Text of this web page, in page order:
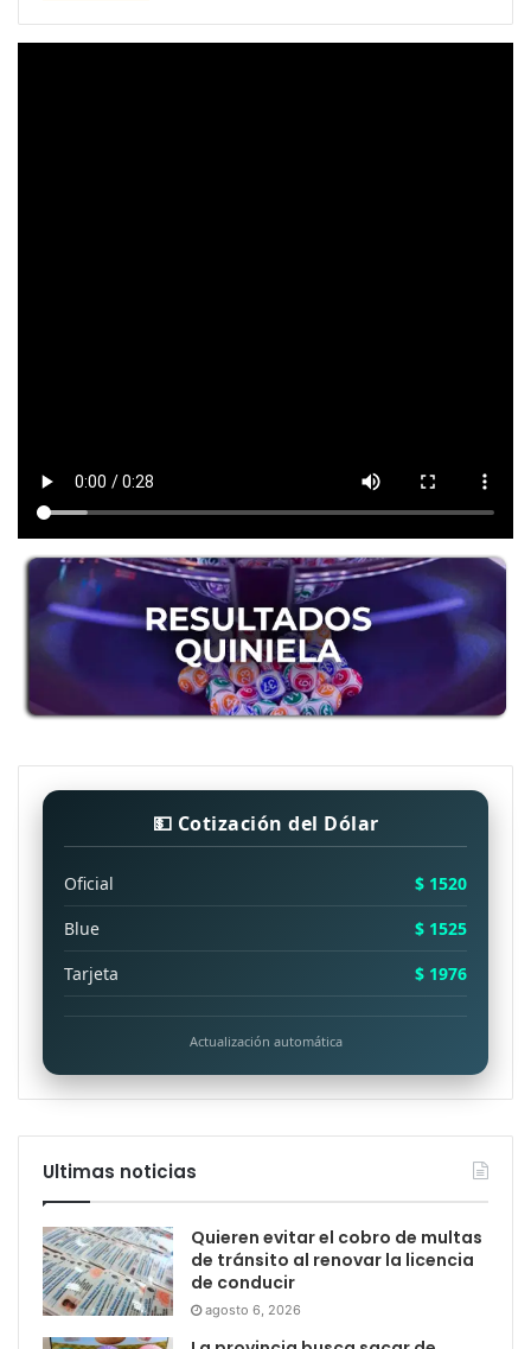
💵 Cotización del Dólar
Oficial
$ 1520
Blue
$ 1525
Tarjeta
$ 1976
Actualización automática
Ultimas noticias
Quieren evitar el cobro de multas
de tránsito al renovar la licencia
de conducir
agosto 6, 2026